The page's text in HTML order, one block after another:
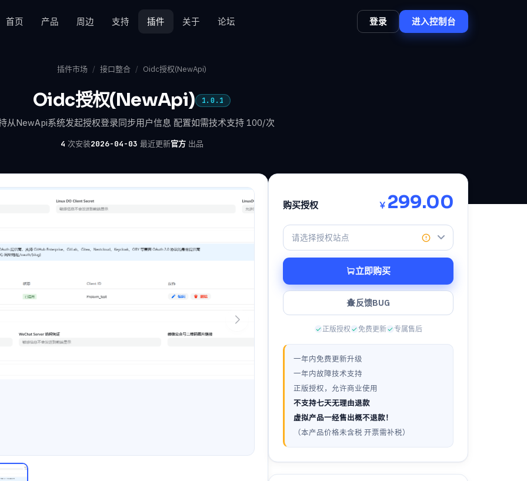
首页 产品 周边 支持 插件 关于 论坛 登录 进入控制台
插件市场 / 接口整合 / Oidc授权(NewApi)
Oidc授权(NewApi) 1.0.1
从NewApi系统发起授权登录同步用户信息 配置如需技术支持 100/次
4 次安装2026-04-03 最近更新官方 出品
购买授权 ￥ 299.00
请选择授权站点
立即购买
反馈BUG
正版授权 免费更新 专属售后
一年内免费更新升级
一年内故障技术支持
正版授权，允许商业使用
不支持七天无理由退款
虚拟产品一经售出概不退款！
（本产品价格未含税 开票需补税）